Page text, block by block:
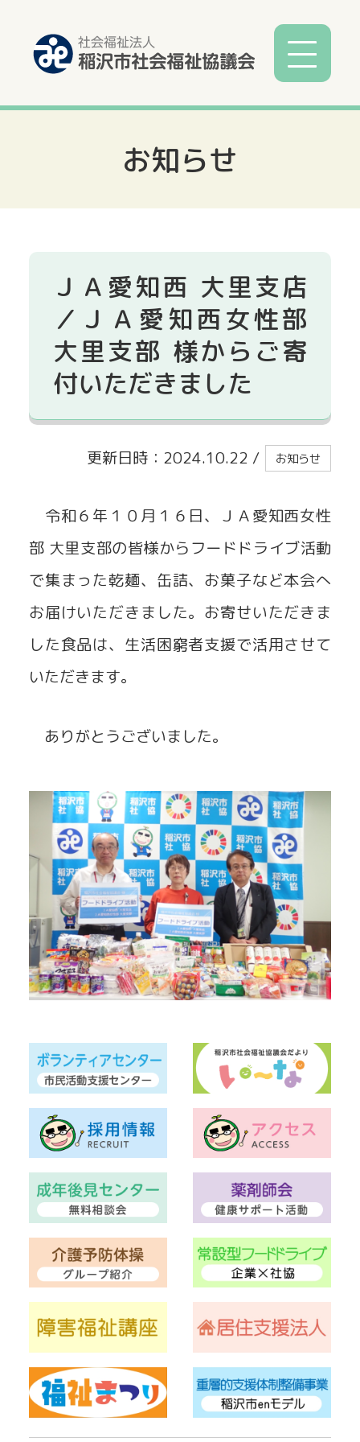
社協とは
社協事業
サービス
寄付募金
お知らせ
ＪＡ愛知西 大里支店
／ＪＡ愛知西女性部
大里支部 様からご寄
付いただきました
更新日時：2024.10.22 / お知らせ
令和６年１０月１６日、ＪＡ愛知西女性
部 大里支部の皆様からフードドライブ活動
で集まった乾麺、缶詰、お菓子など本会へ
お届けいただきました。お寄せいただきま
した食品は、生活困窮者支援で活用させて
いただきます。
ありがとうございました。